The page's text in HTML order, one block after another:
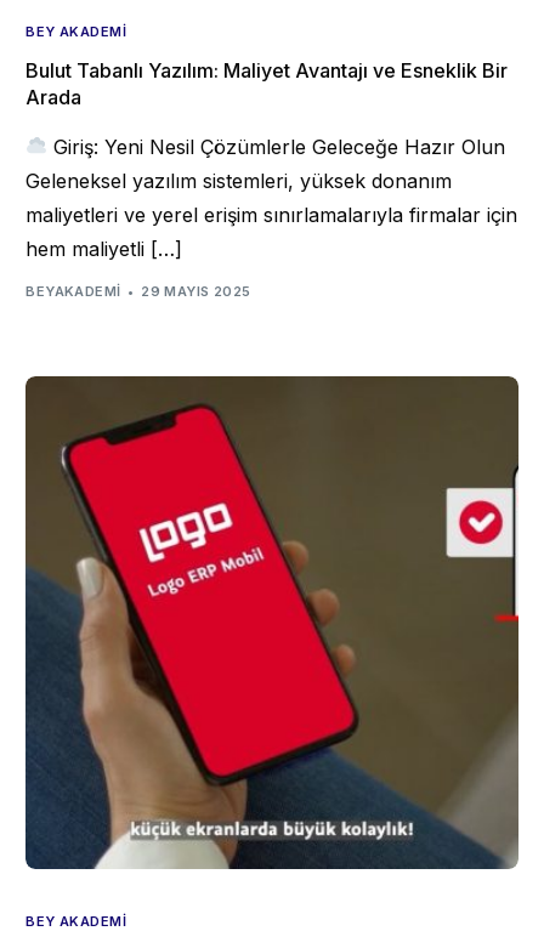
BEY AKADEMI
Bulut Tabanlı Yazılım: Maliyet Avantajı ve Esneklik Bir
Arada
Giriş: Yeni Nesil Çözümlerle Geleceğe Hazır Olun
Geleneksel yazılım sistemleri, yüksek donanım
maliyetleri ve yerel erişim sınırlamalarıyla firmalar için
hem maliyetli […]
BEYAKADEMI 29 MAYIS 2025
BEY AKADEMI